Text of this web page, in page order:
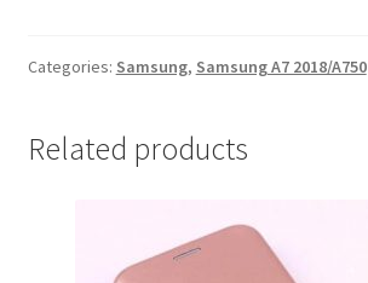
Crvena
Categories: Samsung, Samsung A7 2018/A750
Related products